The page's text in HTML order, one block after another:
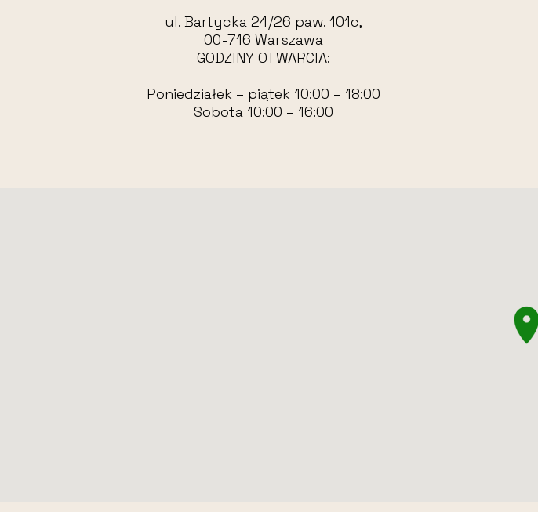
ul. Bartycka 24/26 paw. 101c,
00-716 Warszawa
GODZINY OTWARCIA:
Poniedziałek – piątek 10:00 – 18:00
Sobota 10:00 – 16:00